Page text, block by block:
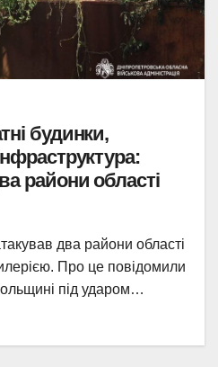
будинки,
райони області
два райони області
Про це повідомили
під ударом…